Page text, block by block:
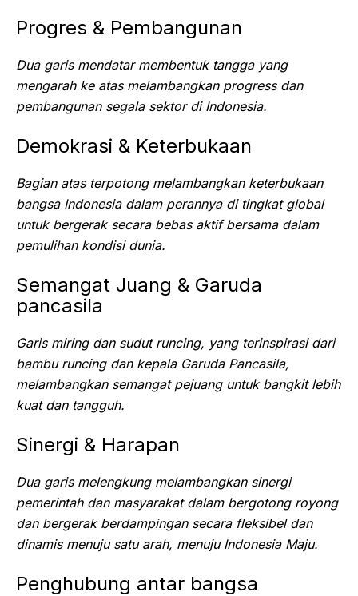
Progres & Pembangunan
Dua garis mendatar membentuk tangga yang
mengarah ke atas melambangkan progress dan
pembangunan segala sektor di Indonesia.
Demokrasi & Keterbukaan
Bagian atas terpotong melambangkan keterbukaan
bangsa Indonesia dalam perannya di tingkat global
untuk bergerak secara bebas aktif bersama dalam
pemulihan kondisi dunia.
Semangat Juang & Garuda
pancasila
Garis miring dan sudut runcing, yang terinspirasi dari
bambu runcing dan kepala Garuda Pancasila,
melambangkan semangat pejuang untuk bangkit lebih
kuat dan tangguh.
Sinergi & Harapan
Dua garis melengkung melambangkan sinergi
pemerintah dan masyarakat dalam bergotong royong
dan bergerak berdampingan secara fleksibel dan
dinamis menuju satu arah, menuju Indonesia Maju.
Penghubung antar bangsa